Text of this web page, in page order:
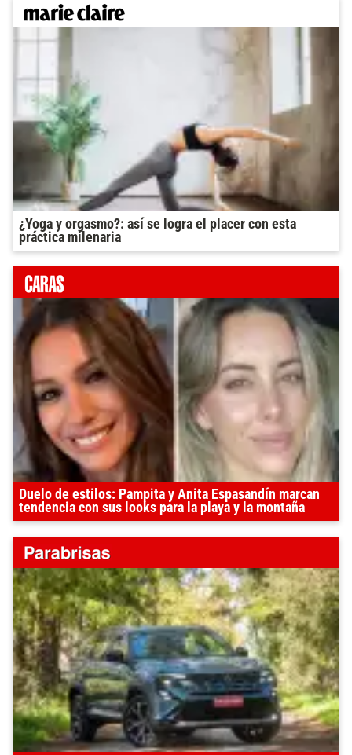
¿Yoga y orgasmo?: así se logra el placer con esta
práctica milenaria
Duelo de estilos: Pampita y Anita Espasandín marcan
tendencia con sus looks para la playa y la montaña